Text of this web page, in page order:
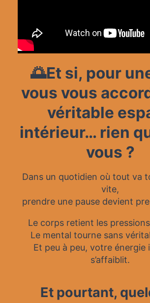
🌅Et si, pour
vous vous
véritable
intérieur… rien
vous ?
Dans un quotidien où tout va
vite,
prendre une pause devient
Le corps retient les
Le mental tourne sans
Et peu à peu, votre énergie
s’affaiblit.
Et pourtant,